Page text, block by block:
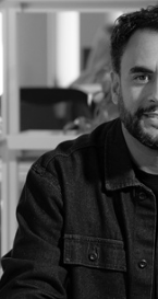
Perez,
mercato
crescere»